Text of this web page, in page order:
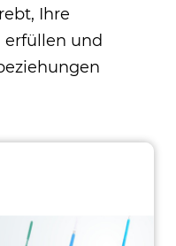
Ihre
erfüllen und